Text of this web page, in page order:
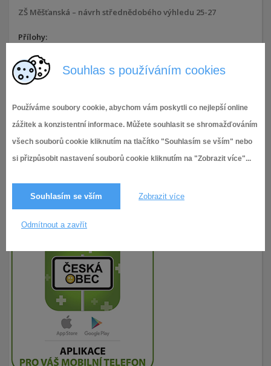
Souhlas s používáním cookies
Používáme soubory cookie, abychom vám poskytli co nejlepší online
zážitek a konzistentní informace. Můžete souhlasit se shromažďováním
všech souborů cookie kliknutím na tlačítko "Souhlasím se vším" nebo
si přizpůsobit nastavení souborů cookie kliknutím na "Zobrazit více"...
Souhlasím se vším Zobrazit více
Odmítnout a zavřít
ZŠ Měšťanská – návrh střednědobého výhledu 25-27
Přílohy:
ZŠ Měšťanská - návrh střednědobého výhledu 25-27
Měšťanská